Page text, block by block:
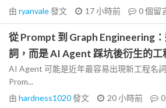
由 ryanvale發文 17 小時前 0個留
從 Prompt 到 Graph Engineering
詞，而是 AI Agent 踩坑後衍生的工
AI Agent 可能是近年最容易出現新工程名
Prom...
由 hardness1020發文 20 小時前 0